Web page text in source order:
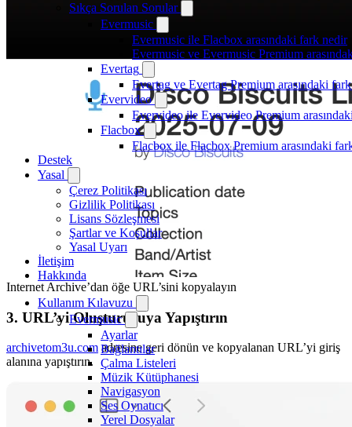
Sıkça Sorulan Sorular
Evermusic
Evermusic ile Flacbox arasındaki fark nedir
Evermusic ve Evermusic Premium
Evertag
Evertag ve Evertag Premium arasındaki
Evervideo
Evervideo ile Evervideo Premium
Flacbox
Flacbox ile Flacbox Premium arasındaki
Destek
Yasal
Çerez Politikası
Gizlilik Politikası
Lisans Sözleşmesi
Şartlar ve Koşullar
Yasal Uyarı
İletişim
Hakkında
Kullanım Kılavuzu
Evermusic
Ayarlar
Bağlantılar
Çalma Listeleri
Müzik Kütüphanesi
Navigasyon
Ses Oynatıcı
Yerel Dosyalar
Internet Archive’dan öğe URL’sini kopyalayın
3. URL’yi Oluşturucuya Yapıştırın
archivetom3u.comadresine geri dönün ve kopyalanan URL’yi giriş
alanına yapıştırın.